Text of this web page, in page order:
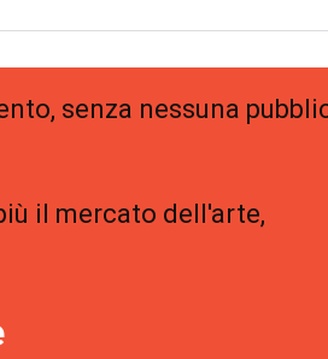
senza nessuna
il mercato dell'arte,